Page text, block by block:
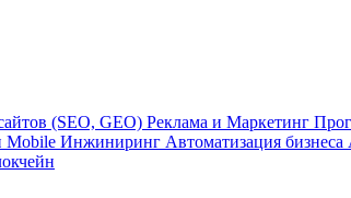
(SEO, GEO) Реклама и Маркетинг
Mobile Инжиниринг Автоматизация бизнеса